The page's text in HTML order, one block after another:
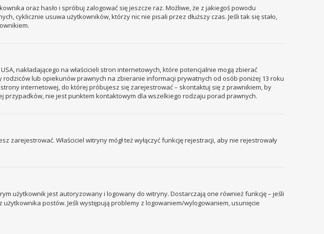
oraz hasło i spróbuj zalogować się jeszcze raz. Możliwe, że z jakiegoś powodu
cyklicznie usuwa użytkowników, którzy nic nie pisali przez dłuższy czas. Jeśli tak się stało,
nakładającego na właścicieli stron internetowych, które potencjalnie mogą zbierać
lub opiekunów prawnych na zbieranie informacji prywatnych od osób poniżej 13 roku
internetowej, do której próbujesz się zarejestrować – skontaktuj się z prawnikiem, by
nie jest punktem kontaktowym dla wszelkiego rodzaju porad prawnych.
zarejestrować. Właściciel witryny mógł też wyłączyć funkcję rejestracji, aby nie rejestrowały
użytkownik jest autoryzowany i logowany do witryny. Dostarczają one również funkcję – jeśli
postów. Jeśli występują problemy z logowaniem/wylogowaniem, usunięcie